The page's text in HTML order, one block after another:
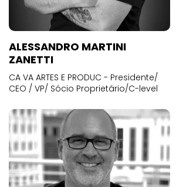
ALESSANDRO MARTINI
ZANETTI
CA VA ARTES E PRODUC - Presidente/
CEO / VP/ Sócio Proprietário/C-level